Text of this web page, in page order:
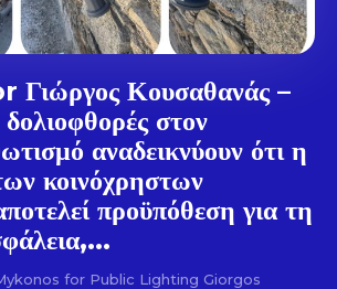
Κουσαθανάς –
στον
αναδεικνύουν ότι η
κοινόχρηστων
προϋπόθεση για τη
for Public Lighting Giorgos